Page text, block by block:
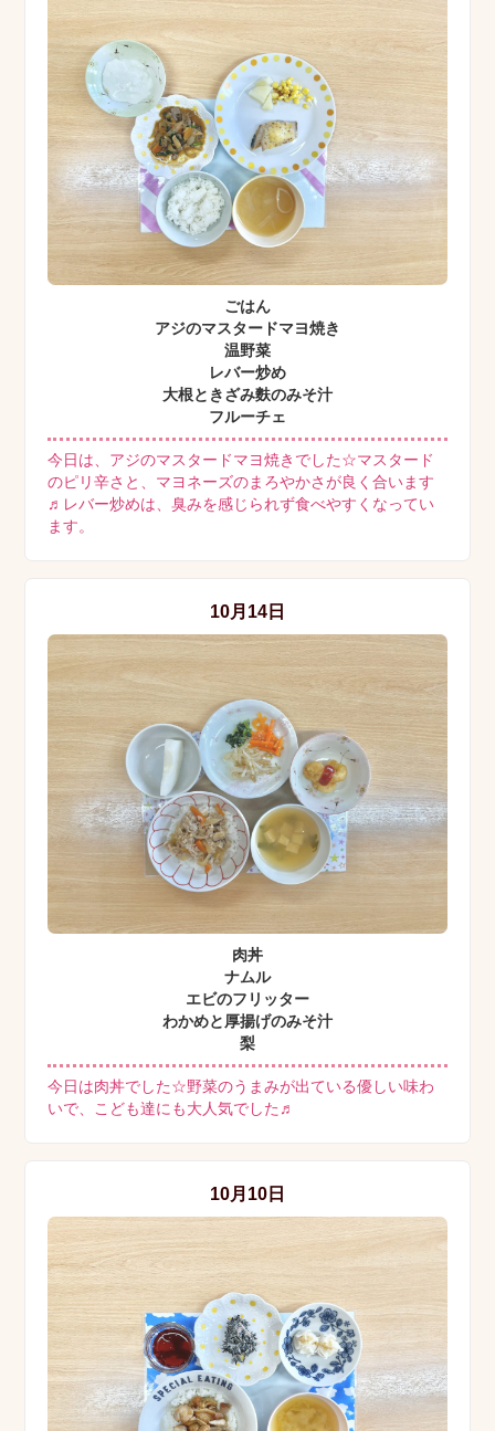
ごはん
アジのマスタードマヨ焼き
温野菜
レバー炒め
大根ときざみ麩のみそ汁
フルーチェ
今日は、アジのマスタードマヨ焼きでした☆マスタード
のピリ辛さと、マヨネーズのまろやかさが良く合います
♬レバー炒めは、臭みを感じられず食べやすくなってい
ます。
10月14日
肉丼
ナムル
エビのフリッター
わかめと厚揚げのみそ汁
梨
今日は肉丼でした☆野菜のうまみが出ている優しい味わ
いで、こども達にも大人気でした♬
10月10日